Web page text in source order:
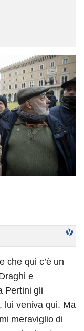
che qui c’è un
e
Pertini gli
lui veniva qui. Ma
meraviglio di